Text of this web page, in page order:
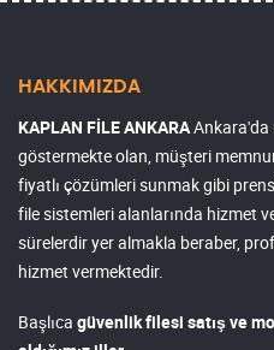
HAKKIMIZDA
KAPLAN FİLE ANKARAAnkara'da
göstermekte olan, müşteri
fiyatlı çözümleri sunmak gibi
file sistemleri alanlarında hizmet
sürelerdir yer almakla beraber,
hizmet vermektedir.
Başlıca güvenlik filesi satış ve